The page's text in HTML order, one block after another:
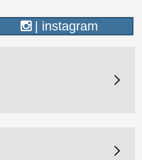
| instagram